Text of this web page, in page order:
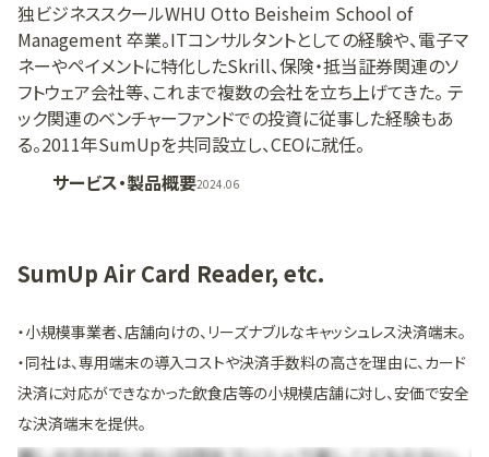
サービス・製品概要2024.06
SumUp Air Card Reader, etc.
・小規模事業者、店舗向けの、リーズナブルなキャッシュレス決済端末。
・同社は、専用端末の導入コストや決済手数料の高さを理由に、カード
決済に対応ができなかった飲食店等の小規模店舗に対し、安価で安全
な決済端末を提供。
独ビジネススクールWHU Otto Beisheim School of
Management 卒業。ITコンサルタントとしての経験や、電子マ
ネーやペイメントに特化したSkrill、保険・抵当証券関連のソ
フトウェア会社等、これまで複数の会社を立ち上げてきた。 テ
ック関連のベンチャーファンドでの投資に従事した経験もあ
る。2011年SumUpを共同設立し、CEOに就任。